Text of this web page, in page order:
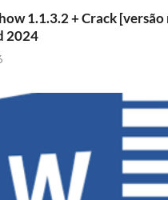
1.1.3.2 + Crack
2024